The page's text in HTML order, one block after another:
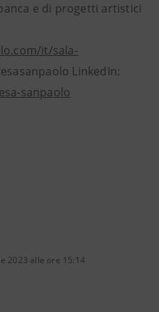
e di progetti artistici
it/sala-
LinkedIn:
sanpaolo
2023 alle ore 15:14